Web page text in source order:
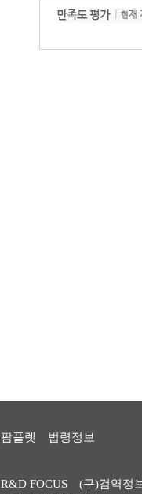
팜플렛
법령정보
R&D FOCUS
(구)검역정